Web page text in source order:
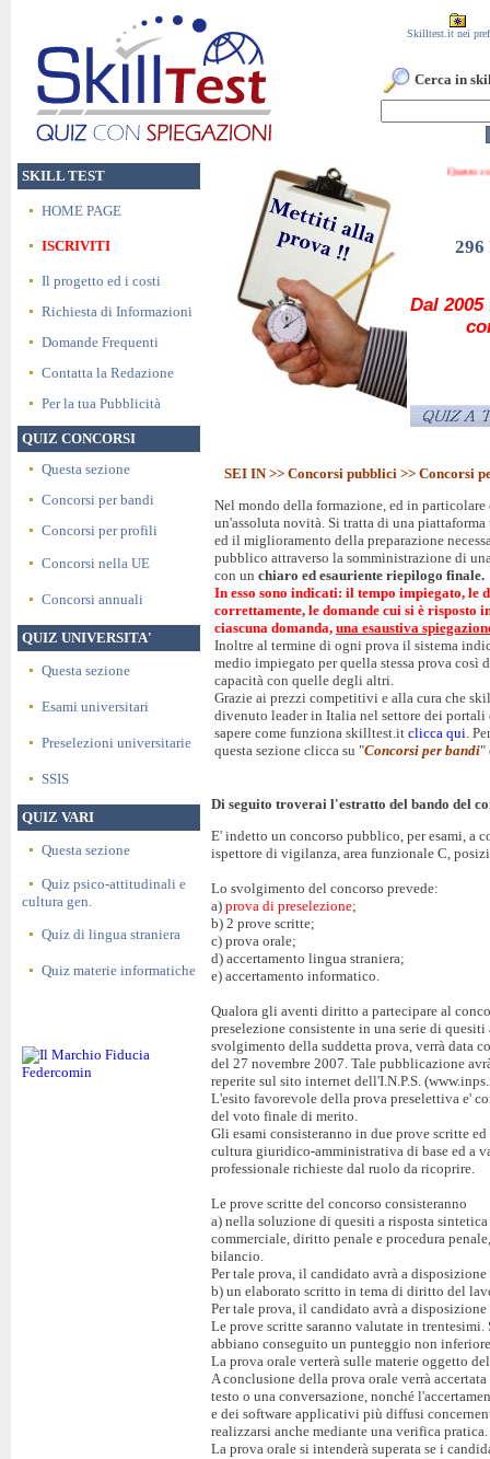
Skilltest.it nei
Cerca in
SKILL TEST
HOME PAGE
ISCRIVITI
Il progetto ed i costi
Richiesta di Informazioni
Domande Frequenti
Contatta la Redazione
Per la tua Pubblicità
QUIZ CONCORSI
Questa sezione
Concorsi per bandi
Concorsi per profili
Concorsi nella UE
Concorsi annuali
QUIZ UNIVERSITA'
Questa sezione
Esami universitari
Preselezioni universitarie
SSIS
QUIZ VARI
Questa sezione
Quiz psico-attitudinali e
cultura gen.
Quiz di lingua straniera
Quiz materie informatiche
Dal
SEI IN >> Concorsi pubblici >> Concorsi
Nel mondo della formazione, ed in
un'assoluta novità. Si tratta di una
ed il miglioramento della preparazione
pubblico attraverso la somministrazione di
con un chiaro ed esauriente riepilogo finale.
In esso sono indicati: il tempo impiegato, le
correttamente, le domande cui si è risposto
ciascuna domanda, una esaustiva
Inoltre al termine di ogni prova il sistema
medio impiegato per quella stessa prova così
capacità con quelle degli altri.
Grazie ai prezzi competitivi e alla cura che
divenuto leader in Italia nel settore dei portali
sapere come funziona skilltest.it clicca qui.
questa sezione clicca su "Concorsi per bandi"
Di seguito troverai l'estratto del bando del
E' indetto un concorso pubblico, per esami, a
ispettore di vigilanza, area funzionale C,
Lo svolgimento del concorso prevede:
a) prova di preselezione;
b) 2 prove scritte;
c) prova orale;
d) accertamento lingua straniera;
e) accertamento informatico.
Qualora gli aventi diritto a partecipare al
preselezione consistente in una serie di
svolgimento della suddetta prova, verrà data
del 27 novembre 2007. Tale pubblicazione
reperite sul sito internet dell'I.N.P.S.
L'esito favorevole della prova preselettiva e'
del voto finale di merito.
Gli esami consisteranno in due prove scritte
cultura giuridico-amministrativa di base ed a
professionale richieste dal ruolo da ricoprire.
Le prove scritte del concorso consisteranno
a) nella soluzione di quesiti a risposta
commerciale, diritto penale e procedura
bilancio.
Per tale prova, il candidato avrà a disposizione
b) un elaborato scritto in tema di diritto del
Per tale prova, il candidato avrà a disposizione
Le prove scritte saranno valutate in
abbiano conseguito un punteggio non
La prova orale verterà sulle materie oggetto
A conclusione della prova orale verrà
testo o una conversazione, nonché
e dei software applicativi più diffusi
realizzarsi anche mediante una verifica pratica.
La prova orale si intenderà superata se i